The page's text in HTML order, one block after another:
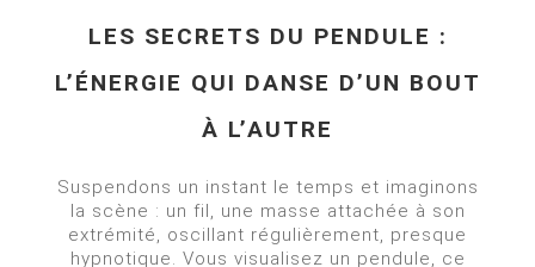
LES SECRETS DU PENDULE :
L’ÉNERGIE QUI DANSE D’UN BOUT
À L’AUTRE
Suspendons un instant le temps et imaginons
la scène : un fil, une masse attachée à son
extrémité, oscillant régulièrement, presque
hypnotique. Vous visualisez un pendule, ce